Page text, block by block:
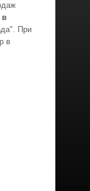
в
При
в